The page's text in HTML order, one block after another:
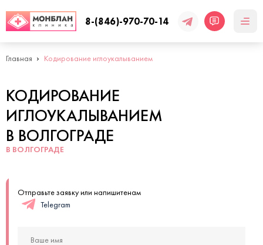
8-(846)-970-70-14
Главная Кодирование иглоукалыванием
КОДИРОВАНИЕ
ИГЛОУКАЛЫВАНИЕМ
В ВОЛГОГРАДЕ
В ВОЛГОГРАДЕ
Отправьте заявку или напишитенам
Telegram